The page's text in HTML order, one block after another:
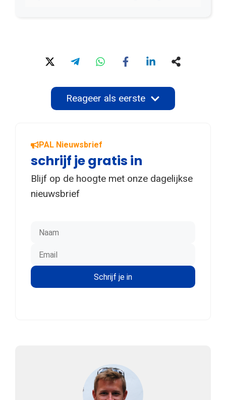
Reageer als eerste
PAL Nieuwsbrief
schrijf je gratis in
Blijf op de hoogte met onze dagelijkse
nieuwsbrief